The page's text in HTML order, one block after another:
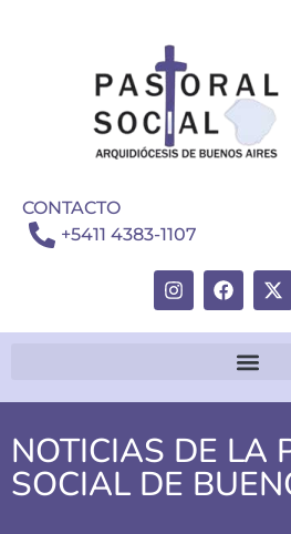
CONTACTO
+5411 4383-1107
NOTICIAS DE LA
SOCIAL DE